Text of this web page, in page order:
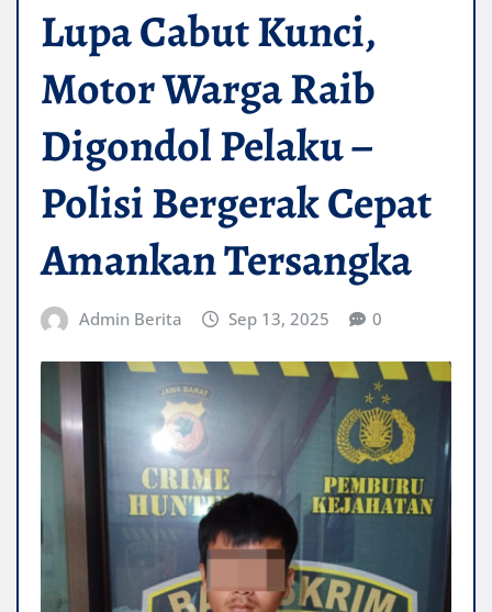
Lupa Cabut Kunci,
Motor Warga Raib
Digondol Pelaku –
Polisi Bergerak Cepat
Amankan Tersangka
Admin Berita Sep 13, 2025 0